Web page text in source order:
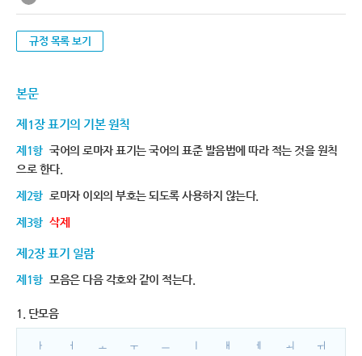
규정 목록 보기
본문
제1장 표기의 기본 원칙
제1항 국어의 로마자 표기는 국어의 표준 발음법에 따라 적는 것을 원칙
으로 한다.
제2항 로마자 이외의 부호는 되도록 사용하지 않는다.
제3항 삭제
제2장 표기 일람
제1항 모음은 다음 각호와 같이 적는다.
1. 단모음
ㅏ
ㅓ
ㅗ
ㅜ
ㅡ
ㅐ
ㅔ
ㅚ
ㅟ